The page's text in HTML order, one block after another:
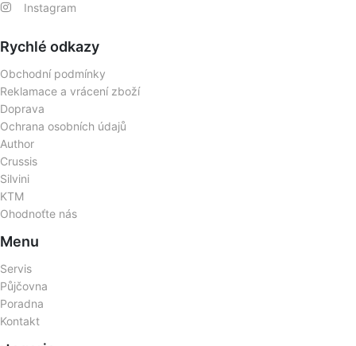
Instagram
Rychlé odkazy
Obchodní podmínky
Reklamace a vrácení zboží
Doprava
Ochrana osobních údajů
Author
Crussis
Silvini
KTM
Ohodnoťte nás
Menu
Servis
Půjčovna
Poradna
Kontakt